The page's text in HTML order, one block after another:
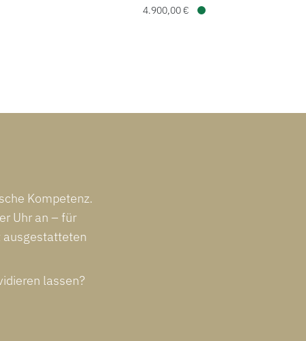
4.900,00 €
Kompetenz.
Uhr an – für
ausgestatteten
lassen?